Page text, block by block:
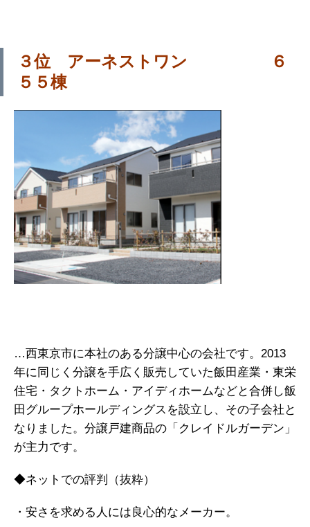
３位 アーネストワン ６
５５棟
…西東京市に本社のある分譲中心の会社です。2013
年に同じく分譲を手広く販売していた飯田産業・東栄
住宅・タクトホーム・アイディホームなどと合併し飯
田グループホールディングスを設立し、その子会社と
なりました。分譲戸建商品の「クレイドルガーデン」
が主力です。
◆ネットでの評判（抜粋）
・安さを求める人には良心的なメーカー。